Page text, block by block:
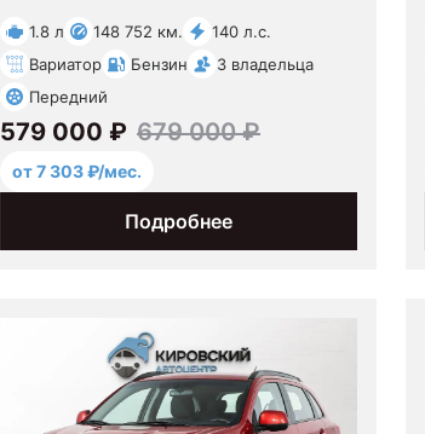
1.8 л 148 752 км.
140 л.с.
Вариатор
Бензин
3 владельца
Передний
Подробнее
579 000 ₽ 679 000 ₽
от 7 303 ₽/мес.